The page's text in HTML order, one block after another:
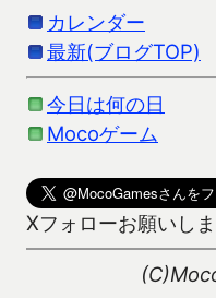
カレンダー
最新(ブログTOP)
今日は何の日
Mocoゲーム
Xフォローお願いしま